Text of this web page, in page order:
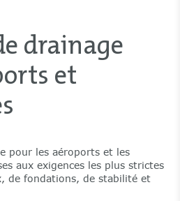
drainage
et
pour les aéroports et les
aux exigences les plus strictes
de fondations, de stabilité et